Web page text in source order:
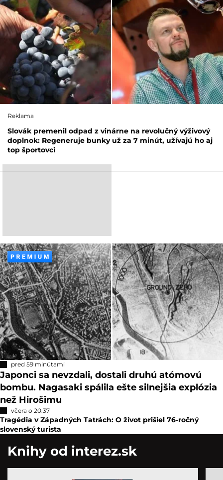
Reklama
Slovák premenil odpad z vinárne na revolučný výživový
doplnok: Regeneruje bunky už za 7 minút, užívajú ho aj
top športovci
pred 59 minútami
Japonci sa nevzdali, dostali druhú atómovú
bombu. Nagasaki spálila ešte silnejšia explózia
než Hirošimu
včera o 20:37
Tragédia v Západných Tatrách: O život prišiel 76-ročný
slovenský turista
Knihy od interez.sk